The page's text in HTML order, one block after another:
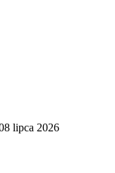
lipca 2026